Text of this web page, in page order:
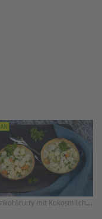
Blumenkohlcurry mit Kokosmilch, ayurvedisch